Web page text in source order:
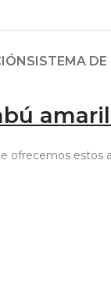
SISTEMA DE
ofrecemos estos